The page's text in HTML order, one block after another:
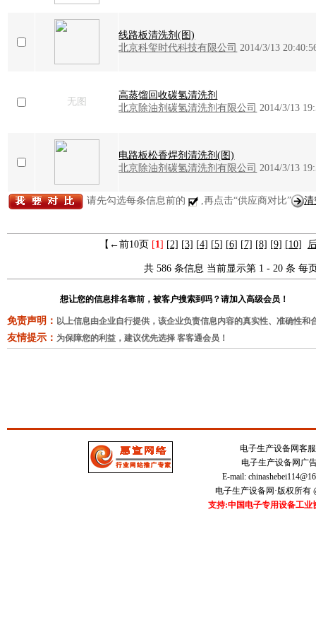
线路板清洗剂(图)
北京科玺时代科技有限公司
2014/3/13
无图
高蒸馏回收碳氢清洗剂
北京除油剂碳氢清洗剂有限公司 2014/3/13
电路板松香焊剂清洗剂(图)
北京除油剂碳氢清洗剂有限公司
2014/3/13
请先勾选每条信息前的 ,再点击“供应商对比” 清
【←前10页 [1] [2] [3] [4] [5] [6] [7] [8] [9] [10]
共 586 条信息 当前显示第 1 - 20 条 每
想让您的信息排名靠前，被客户搜索到吗？请加入高级会员！
免责声明：
友情提示：
以上信息由企业自行提供，该企业负责信息内容的真实性、准确性
为保障您的利益，建议优先选择 客客通会员！
电子生产设备网客
电子生产设备网广
E-mail:
电子生产设备网·版权所有
支持:中国电子专用设备工业